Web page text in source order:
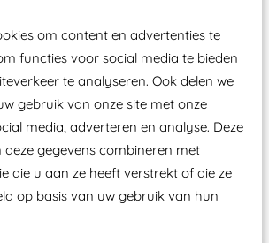
om content en advertenties te
functies voor social media te bieden
te analyseren. Ook delen we
gebruik van onze site met onze
media, adverteren en analyse. Deze
gegevens combineren met
die u aan ze heeft verstrekt of die ze
op basis van uw gebruik van hun
typekeuring, -plaatje en
door een Nederlands
kunnen laten keuren zodat
het Warenwetbesluit Attractie- en
vallen?
bij